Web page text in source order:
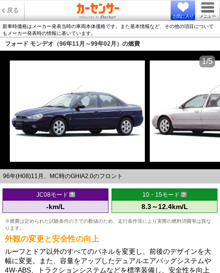
戻る
お気に入り メニュー
新車時価格はメーカー発表当時の車両本体価格です。また基本情報など、その他の項目について
もメーカー発表時の情報に基いています。
フォード モンデオ（96年11月～99年02月）の燃費
96年(H08)11月、MC時のGHIA2.0のフロント
1/5
JC08モード
-km/L
10・15モード
8.3～12.4km/L
※燃費は定められた試験条件の下での数値のため、走行条件等により実際の燃料消費率は異な
ります。
外観の変更と安全性の向上
ルーフとドア以外のすべてのパネルを変更し、前後のデザインを大
幅に変更。また、容量をアップしたデュアルエアバッグシステムや
4W-ABS、トラクションシステムなどを標準装備し、安全性を向上